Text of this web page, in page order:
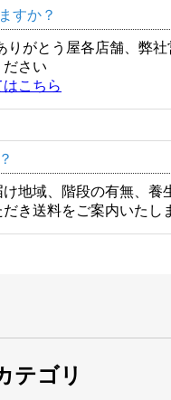
すか？
りがとう屋各店舗、弊
さい
こちら
地域、階段の有無、
き送料をご案内いたし
テゴリ